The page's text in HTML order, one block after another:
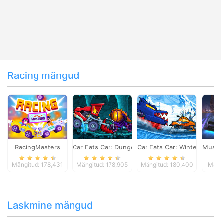
Racing mängud
RacingMasters
Mängitud: 178,431
Car Eats Car: Dungeon Adventure
Mängitud: 178,905
Car Eats Car: Winter
Mängitud: 180,400
Laskmine mängud